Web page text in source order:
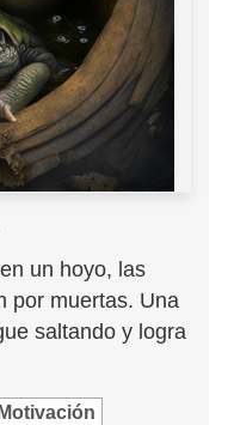
un hoyo, las
por muertas. Una
saltando y logra
Motivación